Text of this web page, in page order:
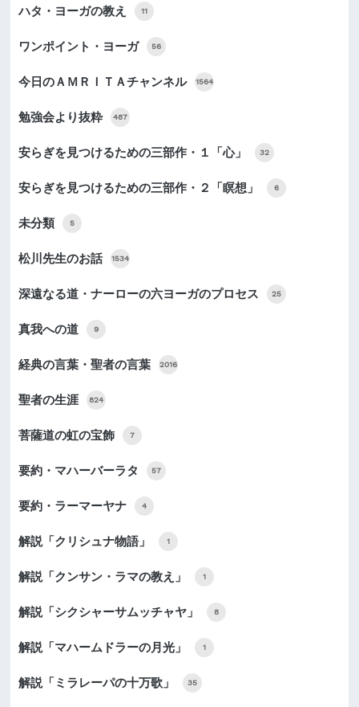
ハタ・ヨーガの教え 11
ワンポイント・ヨーガ 56
今日のＡＭＲＩＴＡチャンネル 1564
勉強会より抜粋 487
安らぎを見つけるための三部作・１「心」 32
安らぎを見つけるための三部作・２「瞑想」 6
未分類 5
松川先生のお話 1534
深遠なる道・ナーローの六ヨーガのプロセス 25
真我への道 9
経典の言葉・聖者の言葉 2016
聖者の生涯 824
菩薩道の虹の宝飾 7
要約・マハーバーラタ 57
要約・ラーマーヤナ 4
解説「クリシュナ物語」 1
解説「クンサン・ラマの教え」 1
解説「シクシャーサムッチャヤ」 8
解説「マハームドラーの月光」 1
解説「ミラレーパの十万歌」 35